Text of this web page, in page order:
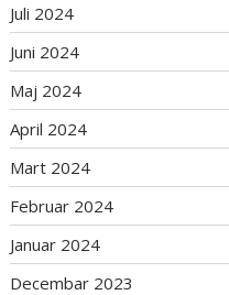
Juli 2024
Juni 2024
Maj 2024
April 2024
Mart 2024
Februar 2024
Januar 2024
Decembar 2023